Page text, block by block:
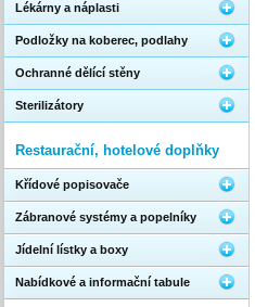
Lékárny a náplasti
Podložky na koberec, podlahy
Ochranné dělící stěny
Sterilizátory
Restaurační, hotelové doplňky
Křídové popisovače
Zábranové systémy a popelníky
Jídelní lístky a boxy
Nabídkové a informační tabule